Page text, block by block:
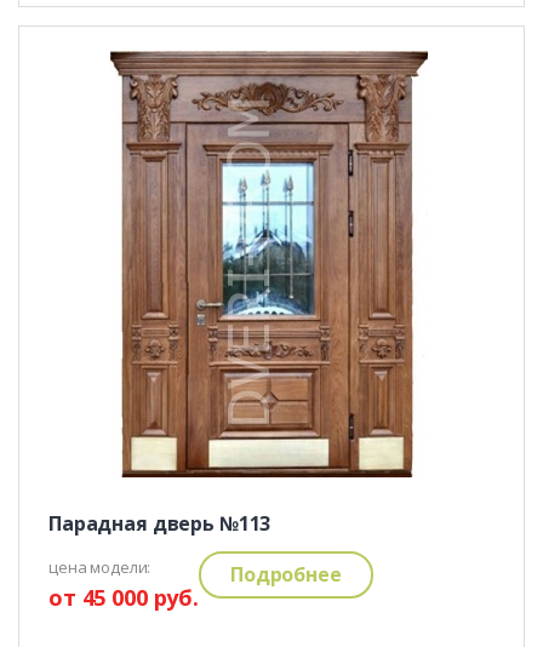
Парадная дверь №113
цена модели:
от 45 000 руб.
Подробнее